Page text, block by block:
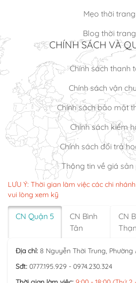
Mẹo thời trang
Blog thời trang
CHÍNH SÁCH VÀ
Chính sách thanh
Chính sách vận
Chính sách bảo mật
Chính sách kiểm
Chính sách đổi trả
Thông tin về giá
LƯU Ý: Thời gian làm việc các chi
vui lòng xem kỹ
CN Quận 5
CN Bình
Tân
CN
Địa chỉ: 8 Nguyễn Thời Trung, Phường
Sđt: 0777.195.929 - 0974.230.324